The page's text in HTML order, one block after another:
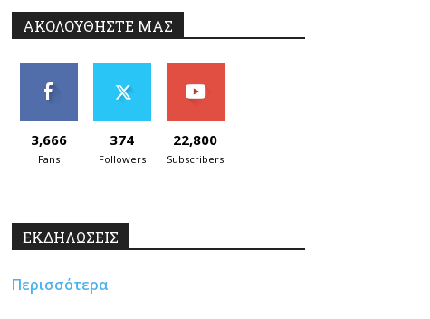
ΑΚΟΛΟΥΘΗΣΤΕ ΜΑΣ
3,666
Fans
374
Followers
22,800
Subscribers
ΕΚΔΗΛΩΣΕΙΣ
Περισσότερα